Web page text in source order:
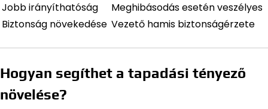
Jobb irányíthatóság
Meghibásodás esetén veszélyes
Biztonság növekedése Vezető hamis biztonságérzete
Hogyan segíthet a tapadási tényező
növelése?